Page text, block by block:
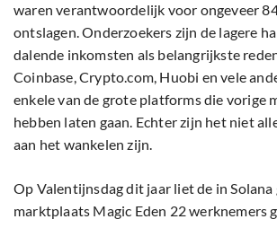
waren verantwoordelijk voor ongeveer
ontslagen. Onderzoekers zijn de lagere
dalende inkomsten als belangrijkste
Coinbase, Crypto.com, Huobi en vele
enkele van de grote platforms die vorige
hebben laten gaan. Echter zijn het niet
aan het wankelen zijn.
Op Valentijnsdag dit jaar liet de in Solana
marktplaats Magic Eden 22 werknemers